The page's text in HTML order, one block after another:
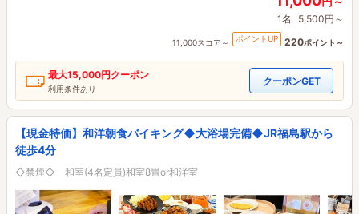
1名 5,500円～
11,000スコア～ ポイントUP 220ポイント～
最大15,000円クーポン
利用条件あり
クーポンGET
【現金特価】和洋朝食バイキング◆大浴場完備◆JR福島駅から
徒歩4分
◇禁煙◇ 和室(4名定員)和室8畳or和洋室